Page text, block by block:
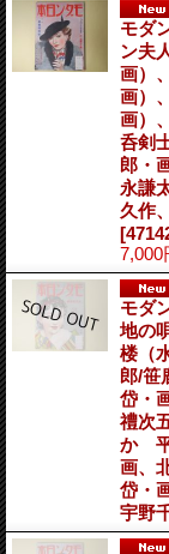
モダ
ン夫
画）
画）
画）
呑剣
郎・
永謙
久作
7,000
モダ
地の
楼（
郎/笹
岱・
禮次
か 平
画、
岱・
宇野